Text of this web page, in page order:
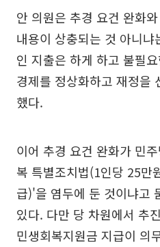
안 의원은 추경 요건 완화
내용이 상충되는 것 아니
인 지출은 하게 하고 불필
경제를 정상화하고 재정을
했다.
이어 추경 요건 완화가 민
복 특별조치법(1인당 25만
급)'을 염두에 둔 것이냐고
있다. 다만 당 차원에서 추
민생회복지원금 지급이 의